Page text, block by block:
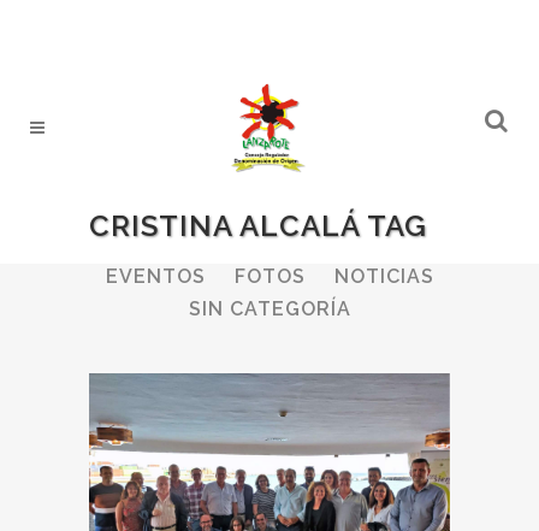
CRISTINA ALCALÁ TAG
ALL BODEGAS
BOLETINES
EVENTOS
FOTOS
NOTICIAS
SIN CATEGORÍA